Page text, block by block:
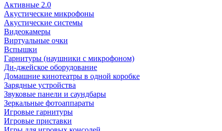
Активные 2.0
Акустические микрофоны
Акустические системы
Видеокамеры
Виртуальные очки
Вспышки
Гарнитуры (наушники с микрофоном)
Ди-джейское оборудование
Домашние кинотеатры в одной коробке
Зарядные устройства
Звуковые панели и саундбары
Зеркальные фотоаппараты
Игровые гарнитуры
Игровые приставки